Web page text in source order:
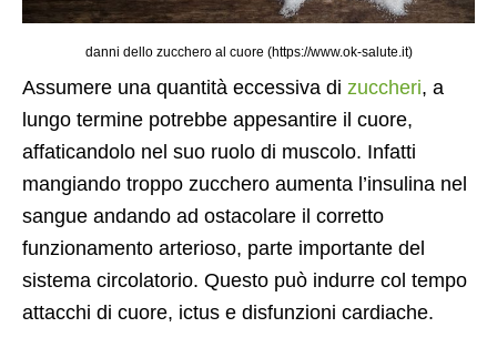
danni dello zucchero al cuore (https://www.ok-salute.it)
Assumere una quantità eccessiva di zuccheri, a
lungo termine potrebbe appesantire il cuore,
affaticandolo nel suo ruolo di muscolo. Infatti
mangiando troppo zucchero aumenta l’insulina nel
sangue andando ad ostacolare il corretto
funzionamento arterioso, parte importante del
sistema circolatorio. Questo può indurre col tempo
attacchi di cuore, ictus e disfunzioni cardiache.